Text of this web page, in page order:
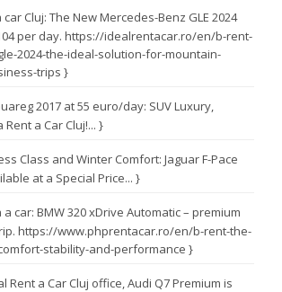
car Cluj: The New Mercedes-Benz GLE 2024
per day. https://idealrentacar.ro/en/b-rent-
2024-the-ideal-solution-for-mountain-
trips }
2017 at 55 euro/day: SUV Luxury,
a Car Cluj!... }
Class and Winter Comfort: Jaguar F-Pace
at a Special Price... }
a car: BMW 320 xDrive Automatic – premium
https://www.phprentacar.ro/en/b-rent-the-
stability-and-performance }
Rent a Car Cluj office, Audi Q7 Premium is